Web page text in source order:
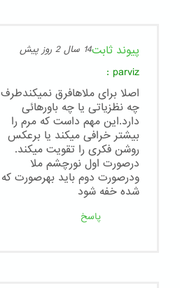
پیوند ثابت14 سال 2 روز پیش
parviz
:
اصلا برای ملاهافرق نمیکندطرف
چه نظزیاتی یا چه باورهائی
دارد.این مهم داست که مرم را
بیشتر خرافی میکند یا برعکس
روشن فکری را تقویت میکند.
درصورت اول نورچشم ملا
ودرصورت دوم باید بهرصورت که
شده خفه شود
پاسخ